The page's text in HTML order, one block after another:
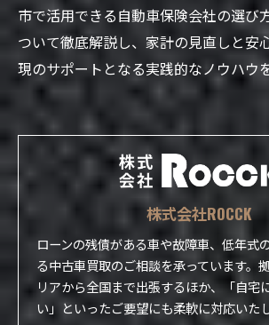
市で活用できる自動車保険会社の選び
ついて徹底解説し、家計の見直しと安
現のサポートとなる実践的なノウハウ
株式会社ROCCK
ローンの残債がある車や故障車、低年式
る中古車買取のご相談を承っています。
リアから全国まで出張するほか、「自宅
い」といったご要望にも柔軟に対応いたし